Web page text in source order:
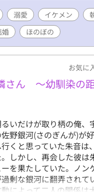
紫の瞳を持つスーパー
ション。最上階の隣の
緒に暮らしてもいいよ
！ 恋とか分からない
ど、それ以外は絡む必
士さんは、オレの部屋
通のオレのご飯を一緒
で、瑛士さんも仕事して
来ないでください。
オレに、一緒に居る、
抑制剤はお互い打つけ
と言ったら、一人でそ
。――ヒートを乗り越え
かやたら、距離が近く
溺愛 イケメン
婚 ほのぼの
お気に
さん 〜幼馴染の
いだけが取り柄の俺、
野銀河(さのぎんが)が
くと思っていた朱音は
しかし、再会した彼は
ーを果たしていた。ノ
剰な銀河に翻弄されて